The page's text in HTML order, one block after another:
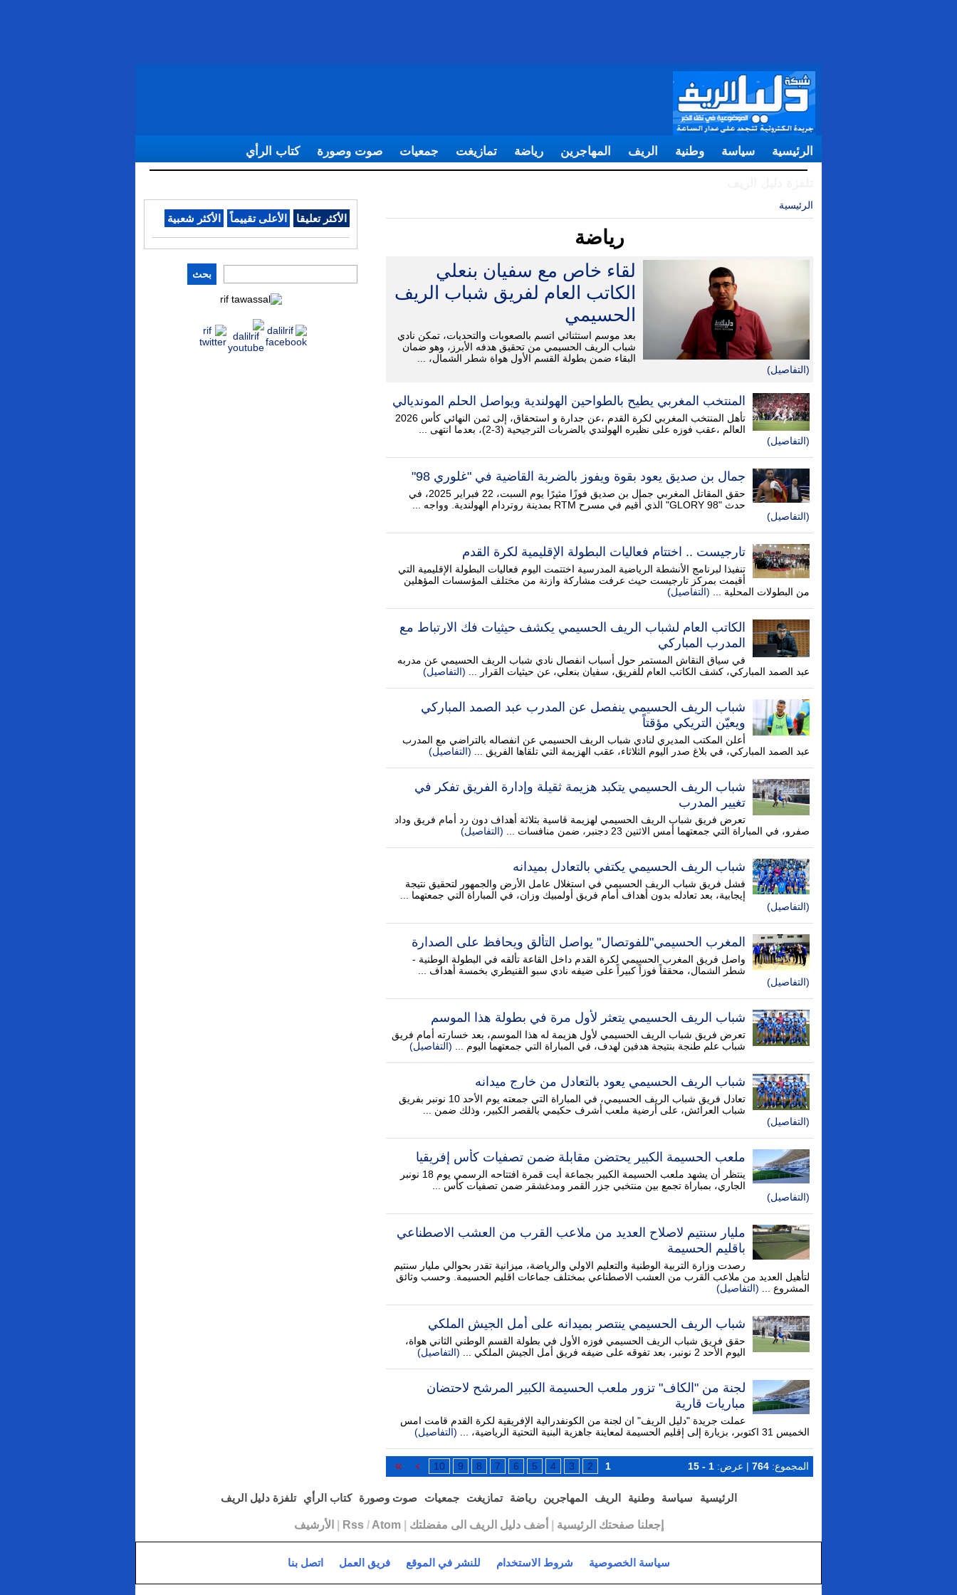
الرئيسية سياسة وطنية الريف المهاجرين رياضة تمازيغت جمعيات صوت وصورة كتاب الرأي
الرئيسية
رياضة
لقاء خاص مع سفيان بنعلي
الكاتب العام لفريق شباب الريف
الحسيمي
بعد موسم استثنائي اتسم بالصعوبات والتحديات، تمكن نادي
شباب الريف الحسيمي من تحقيق هدفه الأبرز، وهو ضمان
البقاء ضمن بطولة القسم الأول هواة شطر الشمال، ...
(التفاصيل)
المنتخب المغربي يطيح بالطواحين الهولندية ويواصل الحلم المونديالي
تأهل المنتخب المغربي لكرة القدم ،عن جدارة و استحقاق، إلى ثمن النهائي كأس 2026
العالم ،عقب فوزه على نظيره الهولندي بالضربات الترجيحية (3-2)، بعدما انتهى ...
(التفاصيل)
جمال بن صديق يعود بقوة ويفوز بالضربة القاضية في "غلوري 98"
حقق المقاتل المغربي جمال بن صديق فوزًا مثيرًا يوم السبت، 22 فبراير 2025، في
حدث "GLORY 98" الذي أُقيم في مسرح RTM بمدينة روتردام الهولندية. وواجه ...
(التفاصيل)
تارجيست .. اختتام فعاليات البطولة الإقليمية لكرة القدم
تنفيذا لبرنامج الأنشطة الرياضية المدرسية اختتمت اليوم فعاليات البطولة الإقليمية التي
أقيمت بمركز تارجيست حيث عرفت مشاركة وازنة من مختلف المؤسسات المؤهلين
من البطولات المحلية ... (التفاصيل)
الكاتب العام لشباب الريف الحسيمي يكشف حيثيات فك الارتباط مع
المدرب المباركي
في سياق النقاش المستمر حول أسباب انفصال نادي شباب الريف الحسيمي عن مدربه
عبد الصمد المباركي، كشف الكاتب العام للفريق، سفيان بنعلي، عن حيثيات القرار ... (التفاصيل)
شباب الريف الحسيمي ينفصل عن المدرب عبد الصمد المباركي
ويعيّن التريكي مؤقتاً
أعلن المكتب المديري لنادي شباب الريف الحسيمي عن انفصاله بالتراضي مع المدرب
عبد الصمد المباركي، في بلاغ صدر اليوم الثلاثاء، عقب الهزيمة التي تلقاها الفريق ... (التفاصيل)
شباب الريف الحسيمي يتكبد هزيمة ثقيلة وإدارة الفريق تفكر في
تغيير المدرب
تعرض فريق شباب الريف الحسيمي لهزيمة قاسية بثلاثة أهداف دون رد أمام فريق وداد
صفرو، في المباراة التي جمعتهما أمس الاثنين 23 دجنبر، ضمن منافسات ...
(التفاصيل)
شباب الريف الحسيمي يكتفي بالتعادل بميدانه
فشل فريق شباب الريف الحسيمي في استغلال عامل الأرض والجمهور لتحقيق نتيجة
إيجابية، بعد تعادله بدون أهداف أمام فريق أولمبيك وزان، في المباراة التي جمعتهما ...
(التفاصيل)
المغرب الحسيمي"للفوتصال" يواصل التألق ويحافظ على الصدارة
واصل فريق المغرب الحسيمي لكرة القدم داخل القاعة تألقه في البطولة الوطنية -
شطر الشمال، محققاً فوزاً كبيراً على ضيفه نادي سبو القنيطري بخمسة أهداف ...
(التفاصيل)
شباب الريف الحسيمي يتعثر لأول مرة في بطولة هذا الموسم
تعرض فريق شباب الريف الحسيمي لأول هزيمة له هذا الموسم، بعد خسارته أمام فريق
شباب علم طنجة بنتيجة هدفين لهدف، في المباراة التي جمعتهما اليوم ... (التفاصيل)
شباب الريف الحسيمي يعود بالتعادل من خارج ميدانه
تعادل فريق شباب الريف الحسيمي، في المباراة التي جمعته يوم الأحد 10 نونبر بفريق
شباب العرائش، على أرضية ملعب أشرف حكيمي بالقصر الكبير، وذلك ضمن ...
(التفاصيل)
ملعب الحسيمة الكبير يحتضن مقابلة ضمن تصفيات كأس إفريقيا
ينتظر أن يشهد ملعب الحسيمة الكبير بجماعة أيت قمرة افتتاحه الرسمي يوم 18 نونبر
الجاري، بمباراة تجمع بين منتخبي جزر القمر ومدغشقر ضمن تصفيات كأس ...
(التفاصيل)
مليار سنتيم لاصلاح العديد من ملاعب القرب من العشب الاصطناعي
باقليم الحسيمة
رصدت وزارة التربية الوطنية والتعليم الاولي والرياضة، ميزانية تقدر بحوالي مليار سنتيم
لتأهيل العديد من ملاعب القرب من العشب الاصطناعي بمختلف جماعات اقليم الحسيمة. وحسب وثائق
المشروع ... (التفاصيل)
شباب الريف الحسيمي ينتصر بميدانه على أمل الجيش الملكي
حقق فريق شباب الريف الحسيمي فوزه الأول في بطولة القسم الوطني الثاني هواة،
اليوم الأحد 2 نونبر، بعد تفوقه على ضيفه فريق أمل الجيش الملكي ...
(التفاصيل)
لجنة من "الكاف" تزور ملعب الحسيمة الكبير المرشح لاحتضان
مباريات قارية
عملت جريدة "دليل الريف" ان لجنة من الكونفدرالية الإفريقية لكرة القدم قامت امس
الخميس 31 اكتوبر، بزيارة إلى إقليم الحسيمة لمعاينة جاهزية البنية التحتية الرياضية، ...
(التفاصيل)
1
2
3
4
5
6
7
8
9
10 المجموع: 764 | عرض: 1 - 15
الأكثر تعليقا الأعلى تقييماً الأكثر شعبية
بحث
الرئيسية سياسة وطنية الريف المهاجرين رياضة تمازيغت جمعيات صوت وصورة كتاب الرأي تلفزة دليل الريف
إجعلنا صفحتك الرئيسية أضف دليل الريف الى مفضلتك |
Rss / Atom الأرشيف
سياسة الخصوصية شروط الاستخدام للنشر في الموقع فريق العمل اتصل بنا